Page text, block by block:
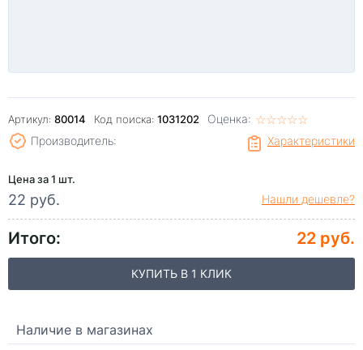
Артикул: 80014 Код поиска: 1031202 Оценка: ☆☆☆☆☆
★★★★★
Характеристики
Производитель:
Цена за 1 шт.
22 руб. Нашли дешевле?
Итого: 22 руб.
КУПИТЬ В 1 КЛИК
Наличие в магазинах